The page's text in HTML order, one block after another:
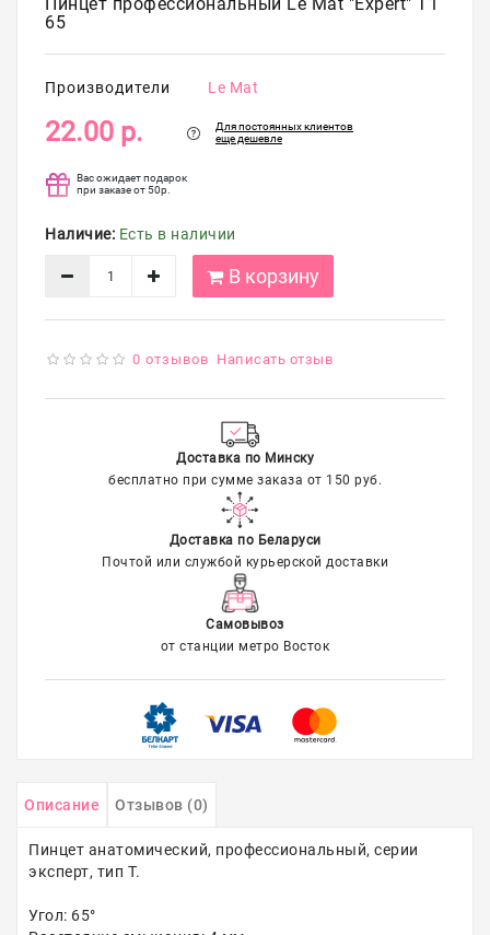
65
Производители Le Mat
22.00 р.
Для постоянных клиентов
еще дешевле
Вас ожидает подарок
при заказе от 50р.
Наличие: Есть в наличии
В корзину
0 отзывов Написать отзыв
Доставка по Минску
бесплатно при сумме заказа от 150 руб.
Доставка по Беларуси
Почтой или службой курьерской доставки
Самовывоз
от станции метро Восток
Описание Отзывов (0)
Пинцет анатомический, профессиональный, серии
эксперт, тип T.
Угол: 65°